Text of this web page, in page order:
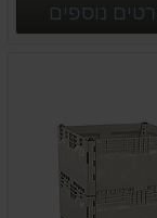
נוספים